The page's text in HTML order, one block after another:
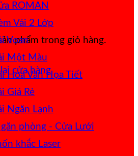
phẩm trong giỏ hàng.
cửa hàng
ROMAN
Vải 2 Lớp
Voan
Một Màu
Hoa Văn Họa Tiết
Giá Rẻ
Ngăn Lạnh
phòng - Cửa Lưới
khắc Laser